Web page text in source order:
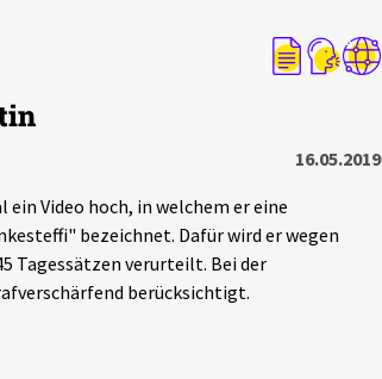
16.05.2019
ein Video hoch, in welchem er eine
bezeichnet. Dafür wird er wegen
Tagessätzen verurteilt. Bei der
berücksichtigt.
Statistik